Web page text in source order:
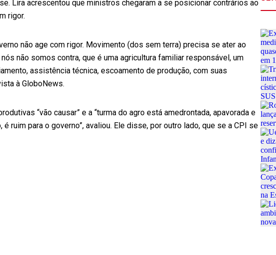
Lira acrescentou que ministros chegaram a se posicionar contrários ao
rigor.
não age com rigor. Movimento (dos sem terra) precisa se ater ao
não somos contra, que é uma agricultura familiar responsável, um
assistência técnica, escoamento de produção, com suas
à GloboNews.
“vão causar” e a “turma do agro está amedrontada, apavorada e
é ruim para o governo”, avaliou. Ele disse, por outro lado, que se a CPI se